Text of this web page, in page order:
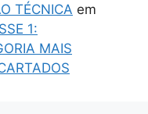
TÉCNICA em
1:
MAIS